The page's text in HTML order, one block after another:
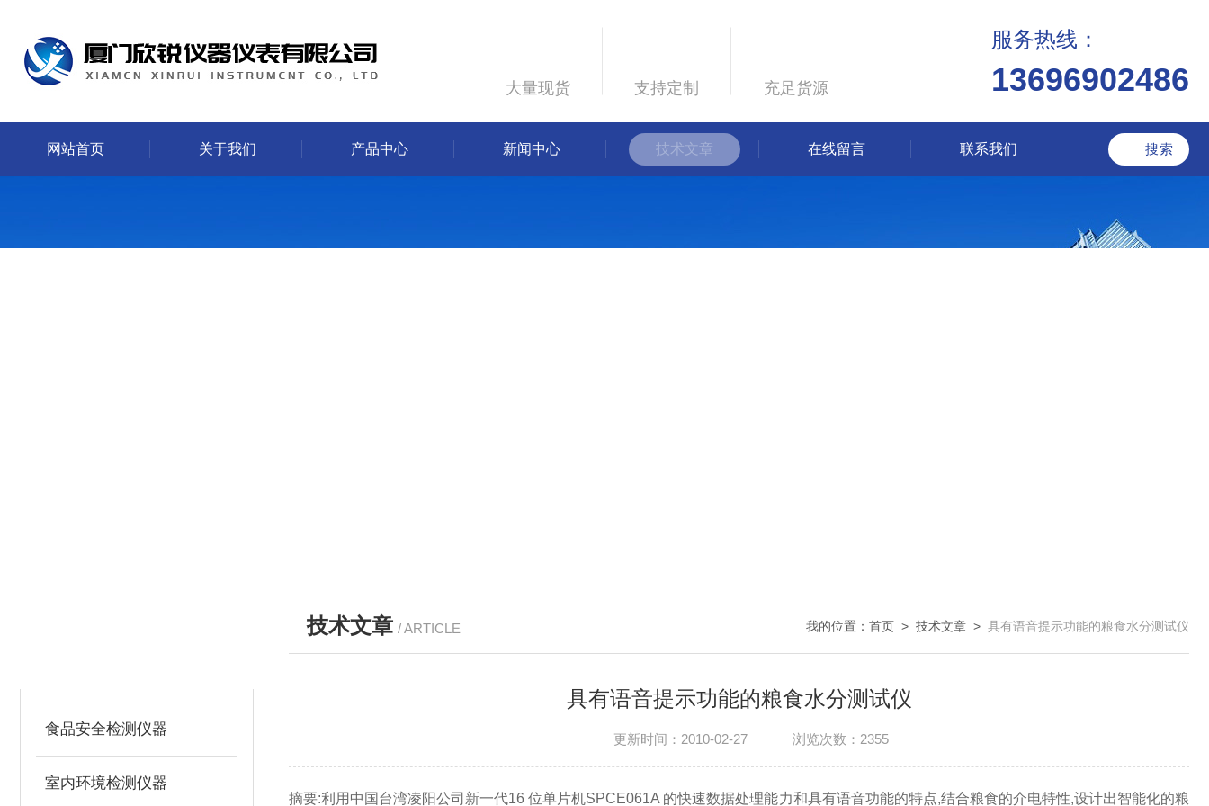
大量现货 支持定制 充足货源
服务热线：
13696902486
网站首页 关于我们 产品中心 新闻中心 技术文章 在线留言 联系我们
食品安全检测仪器
室内环境检测仪器
技术文章 / ARTICLE 我的位置： 首页 > 技术文章 > 具有语音提示功能的粮食水分测试仪
具有语音提示功能的粮食水分测试仪
更新时间：2010-02-27 浏览次数：2355
摘要:利用中国台湾凌阳公司新一代16 位单片机SPCE061A 的快速数据处理能力和具有语音功能的特点,结合粮食的介电特性,设计出智能化的粮